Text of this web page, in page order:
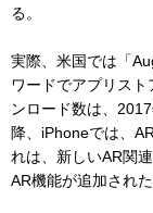
る。
実際、米国では「
ワードでアプリス
ンロード数は、
降、iPhoneでは、
れは、新しいAR関
AR機能が追加され